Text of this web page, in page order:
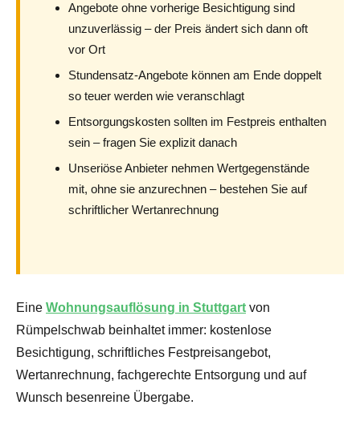
Angebote ohne vorherige Besichtigung sind
unzuverlässig – der Preis ändert sich dann oft
vor Ort
Stundensatz-Angebote können am Ende doppelt
so teuer werden wie veranschlagt
Entsorgungskosten sollten im Festpreis enthalten
sein – fragen Sie explizit danach
Unseriöse Anbieter nehmen Wertgegenstände
mit, ohne sie anzurechnen – bestehen Sie auf
schriftlicher Wertanrechnung
Eine Wohnungsauflösung in Stuttgart von
Rümpelschwab beinhaltet immer: kostenlose
Besichtigung, schriftliches Festpreisangebot,
Wertanrechnung, fachgerechte Entsorgung und auf
Wunsch besenreine Übergabe.